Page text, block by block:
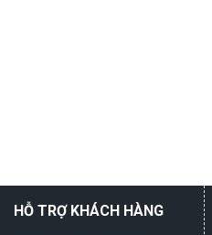
HỖ TRỢ KHÁCH HÀNG